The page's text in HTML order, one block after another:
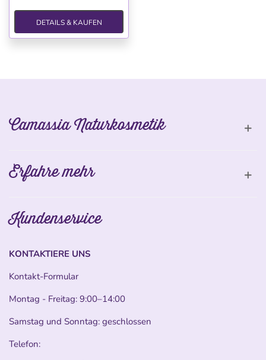
DETAILS & KAUFEN
Camassia Naturkosmetik
Erfahre mehr
Kundenservice
KONTAKTIERE UNS
Kontakt-Formular
Montag - Freitag: 9:00–14:00
Samstag und Sonntag: geschlossen
Telefon: